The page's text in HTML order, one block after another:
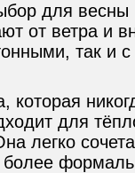
для весны
от ветра и
так и
которая
для
легко
более